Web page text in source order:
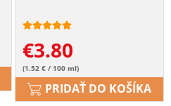
€3.80
(1.52 € / 100 ml)
PRIDAŤ DO KOŠÍKA